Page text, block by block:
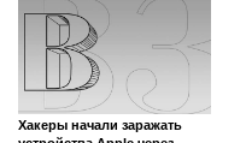
Хакеры начали заражать